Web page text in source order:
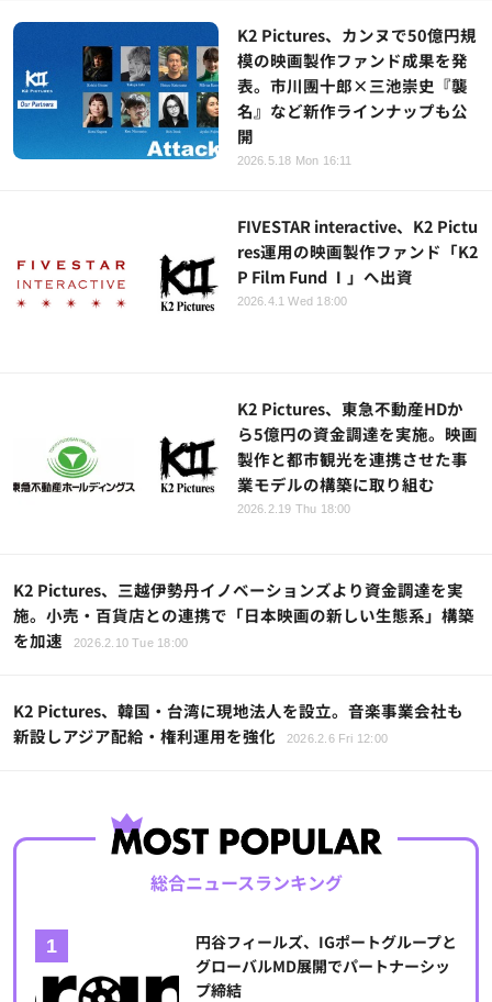
K2 Pictures、カンヌで50億円規
模の映画製作ファンド成果を発
表。市川團十郎×三池崇史『襲
名』など新作ラインナップも公
開
2026.5.18 Mon 16:11
FIVESTAR interactive、K2 Pictu
res運用の映画製作ファンド「K2
P Film Fund Ⅰ」へ出資
2026.4.1 Wed 18:00
K2 Pictures、東急不動産HDか
ら5億円の資金調達を実施。映画
製作と都市観光を連携させた事
業モデルの構築に取り組む
2026.2.19 Thu 18:00
K2 Pictures、三越伊勢丹イノベーションズより資金調達を実
施。小売・百貨店との連携で「日本映画の新しい生態系」構築
を加速
2026.2.10 Tue 18:00
K2 Pictures、韓国・台湾に現地法人を設立。音楽事業会社も
新設しアジア配給・権利運用を強化
2026.2.6 Fri 12:00
総合ニュースランキング
円谷フィールズ、IGポートグループと
グローバルMD展開でパートナーシッ
プ締結